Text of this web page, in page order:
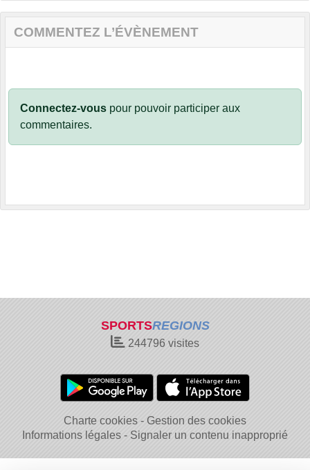
COMMENTEZ L’ÉVÈNEMENT
Connectez-vous pour pouvoir participer aux
commentaires.
SPORTSREGIONS
244796 visites
Charte cookies
Gestion des cookies
Informations légales
Signaler un contenu inapproprié